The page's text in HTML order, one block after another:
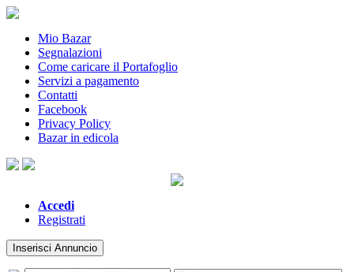
Mio Bazar
Segnalazioni
Come caricare il Portafoglio
Servizi a pagamento
Contatti
Facebook
Privacy Policy
Bazar in edicola
Accedi
Registrati
Inserisci Annuncio